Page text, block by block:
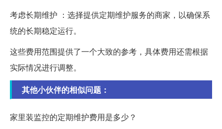
考虑长期维护 ：选择提供定期维护服务的商家，以确保系
统的长期稳定运行。
这些费用范围提供了一个大致的参考，具体费用还需根据
实际情况进行调整。
其他小伙伴的相似问题：
家里装监控的定期维护费用是多少？